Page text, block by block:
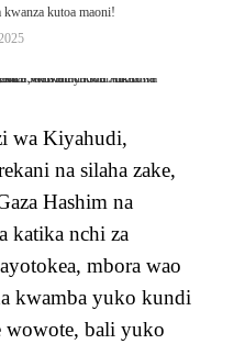
kutoa maoni!
wa Kiyahudi,
na silaha zake,
Hashim na
katika nchi za
mbora wao
kwamba yuko kundi
wowote, bali yuko